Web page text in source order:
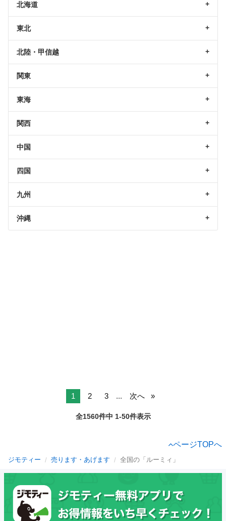
北海道
東北
北陸・甲信越
関東
東海
関西
中国
四国
九州
沖縄
1 2 3 ... 次へ
全1560件中 1-50件表示
ページTOPへ
ジモティー 売ります・あげます 全国の「ルーミィ」